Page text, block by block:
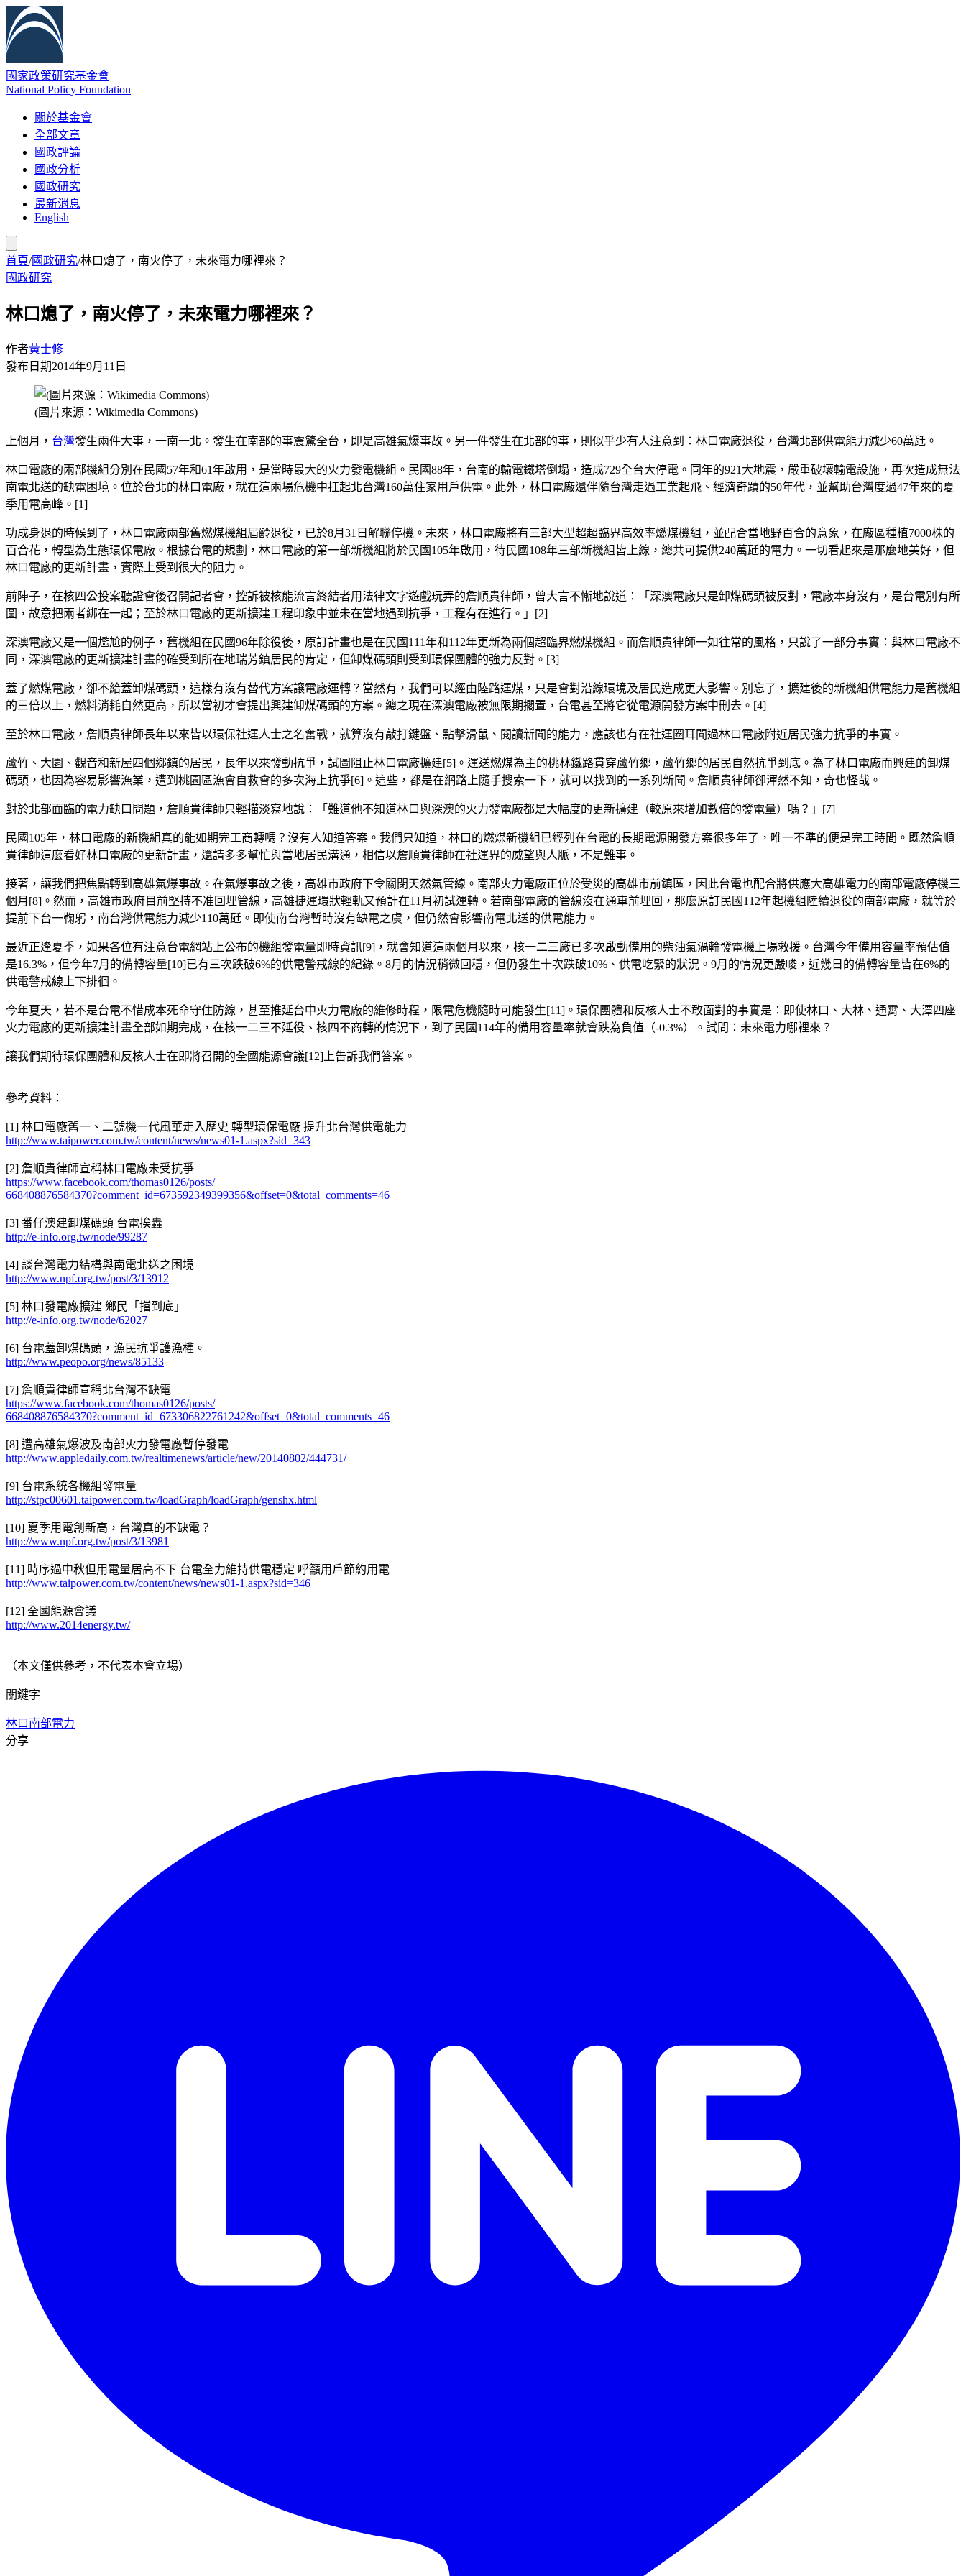
國家政策研究基金會
National Policy Foundation
關於基金會
全部文章
國政評論
國政分析
國政研究
最新消息
English
首頁/國政研究/林口熄了，南火停了，未來電力哪裡來？
國政研究
林口熄了，南火停了，未來電力哪裡來？
作者黃士修
發布日期2014年9月11日
(圖片來源：Wikimedia Commons)
上個月， 台灣發生兩件大事，一南一北。發生在南部的事震驚全台，即是高雄氣爆事故。另一件發生在北部的事，則似乎少有人注意到：林口電廠退役，台灣北部供電能力減少60萬瓩。
林口電廠的兩部機組分別在民國57年和61年啟用，是當時最大的火力發電機組。民國88年，台南的輸電鐵塔倒塌，造成729全台大停電。同年的921大地震，嚴重破壞輸電設施，再次造成無法
南電北送的缺電困境。位於台北的林口電廠，就在這兩場危機中扛起北台灣160萬住家用戶供電。此外，林口電廠還伴隨台灣走過工業起飛、經濟奇蹟的50年代，並幫助台灣度過47年來的夏
季用電高峰。[1]
功成身退的時候到了，林口電廠兩部舊燃煤機組屆齡退役，已於8月31日解聯停機。未來，林口電廠將有三部大型超超臨界高效率燃煤機組，並配合當地野百合的意象，在廠區種植7000株的
百合花，轉型為生態環保電廠。根據台電的規劃，林口電廠的第一部新機組將於民國105年啟用，待民國108年三部新機組皆上線，總共可提供240萬瓩的電力。一切看起來是那麼地美好，但
林口電廠的更新計畫，實際上受到很大的阻力。
前陣子，在核四公投案聽證會後召開記者會，控訴被核能流言終結者用法律文字遊戲玩弄的詹順貴律師，曾大言不慚地說道：「深澳電廠只是卸煤碼頭被反對，電廠本身沒有，是台電別有所
圖，故意把兩者綁在一起；至於林口電廠的更新擴建工程印象中並未在當地遇到抗爭，工程有在進行。」[2]
深澳電廠又是一個尷尬的例子，舊機組在民國96年除役後，原訂計畫也是在民國111年和112年更新為兩個超臨界燃煤機組。而詹順貴律師一如往常的風格，只說了一部分事實：與林口電廠不
同，深澳電廠的更新擴建計畫的確受到所在地瑞芳鎮居民的肯定，但卸煤碼頭則受到環保團體的強力反對。[3]
蓋了燃煤電廠，卻不給蓋卸煤碼頭，這樣有沒有替代方案讓電廠運轉？當然有，我們可以經由陸路運煤，只是會對沿線環境及居民造成更大影響。別忘了，擴建後的新機組供電能力是舊機組
的三倍以上，燃料消耗自然更高，所以當初才會提出興建卸煤碼頭的方案。總之現在深澳電廠被無限期擱置，台電甚至將它從電源開發方案中刪去。[4]
至於林口電廠，詹順貴律師長年以來皆以環保社運人士之名奮戰，就算沒有敲打鍵盤、點擊滑鼠、閱讀新聞的能力，應該也有在社運圈耳聞過林口電廠附近居民強力抗爭的事實。
蘆竹、大園、觀音和新屋四個鄉鎮的居民，長年以來發動抗爭，試圖阻止林口電廠擴建[5]。運送燃煤為主的桃林鐵路貫穿蘆竹鄉，蘆竹鄉的居民自然抗爭到底。為了林口電廠而興建的卸煤
碼頭，也因為容易影響漁業，遭到桃園區漁會自救會的多次海上抗爭[6]。這些，都是在網路上隨手搜索一下，就可以找到的一系列新聞。詹順貴律師卻渾然不知，奇也怪哉。
對於北部面臨的電力缺口問題，詹順貴律師只輕描淡寫地說：「難道他不知道林口與深澳的火力發電廠都是大幅度的更新擴建（較原來增加數倍的發電量）嗎？」[7]
民國105年，林口電廠的新機組真的能如期完工商轉嗎？沒有人知道答案。我們只知道，林口的燃煤新機組已經列在台電的長期電源開發方案很多年了，唯一不準的便是完工時間。既然詹順
貴律師這麼看好林口電廠的更新計畫，還請多多幫忙與當地居民溝通，相信以詹順貴律師在社運界的威望與人脈，不是難事。
接著，讓我們把焦點轉到高雄氣爆事故。在氣爆事故之後，高雄市政府下令關閉天然氣管線。南部火力電廠正位於受災的高雄市前鎮區，因此台電也配合將供應大高雄電力的南部電廠停機三
個月[8]。然而，高雄市政府目前堅持不准回埋管線，高雄捷運環狀輕軌又預計在11月初試運轉。若南部電廠的管線沒在通車前埋回，那麼原訂民國112年起機組陸續退役的南部電廠，就等於
提前下台一鞠躬，南台灣供電能力減少110萬瓩。即使南台灣暫時沒有缺電之虞，但仍然會影響南電北送的供電能力。
最近正逢夏季，如果各位有注意台電網站上公布的機組發電量即時資訊[9]，就會知道這兩個月以來，核一二三廠已多次啟動備用的柴油氣渦輪發電機上場救援。台灣今年備用容量率預估值
是16.3%，但今年7月的備轉容量[10]已有三次跌破6%的供電警戒線的紀錄。8月的情況稍微回穩，但仍發生十次跌破10%、供電吃緊的狀況。9月的情況更嚴峻，近幾日的備轉容量皆在6%的
供電警戒線上下排徊。
今年夏天，若不是台電不惜成本死命守住防線，甚至推延台中火力電廠的維修時程，限電危機隨時可能發生[11]。環保團體和反核人士不敢面對的事實是：即使林口、大林、通霄、大潭四座
火力電廠的更新擴建計畫全部如期完成，在核一二三不延役、核四不商轉的情況下，到了民國114年的備用容量率就會跌為負值（-0.3%）。試問：未來電力哪裡來？
讓我們期待環保團體和反核人士在即將召開的全國能源會議[12]上告訴我們答案。
參考資料：
[1] 林口電廠舊一、二號機一代風華走入歷史 轉型環保電廠 提升北台灣供電能力
http://www.taipower.com.tw/content/news/news01-1.aspx?sid=343
[2] 詹順貴律師宣稱林口電廠未受抗爭
https://www.facebook.com/thomas0126/posts/
668408876584370?comment_id=673592349399356&offset=0&total_comments=46
[3] 番仔澳建卸煤碼頭 台電挨轟
http://e-info.org.tw/node/99287
[4] 談台灣電力結構與南電北送之困境
http://www.npf.org.tw/post/3/13912
[5] 林口發電廠擴建 鄉民「擋到底」
http://e-info.org.tw/node/62027
[6] 台電蓋卸煤碼頭，漁民抗爭護漁權。
http://www.peopo.org/news/85133
[7] 詹順貴律師宣稱北台灣不缺電
https://www.facebook.com/thomas0126/posts/
668408876584370?comment_id=673306822761242&offset=0&total_comments=46
[8] 遭高雄氣爆波及南部火力發電廠暫停發電
http://www.appledaily.com.tw/realtimenews/article/new/20140802/444731/
[9] 台電系統各機組發電量
http://stpc00601.taipower.com.tw/loadGraph/loadGraph/genshx.html
[10] 夏季用電創新高，台灣真的不缺電？
http://www.npf.org.tw/post/3/13981
[11] 時序過中秋但用電量居高不下 台電全力維持供電穩定 呼籲用戶節約用電
http://www.taipower.com.tw/content/news/news01-1.aspx?sid=346
[12] 全國能源會議
http://www.2014energy.tw/
（本文僅供參考，不代表本會立場）
關鍵字
林口 南部電力
分享